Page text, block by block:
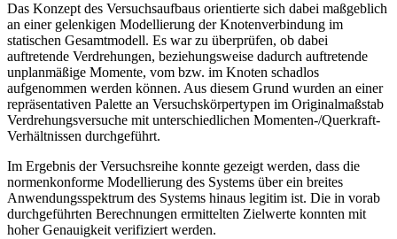
Das Konzept des Versuchsaufbaus orientierte sich dabei maßgeblich
an einer gelenkigen Modellierung der Knotenverbindung im
statischen Gesamtmodell. Es war zu überprüfen, ob dabei
auftretende Verdrehungen, beziehungsweise dadurch auftretende
unplanmäßige Momente, vom bzw. im Knoten schadlos
aufgenommen werden können. Aus diesem Grund wurden an einer
repräsentativen Palette an Versuchskörpertypen im Originalmaßstab
Verdrehungsversuche mit unterschiedlichen Momenten-/Querkraft-
Verhältnissen durchgeführt.
Im Ergebnis der Versuchsreihe konnte gezeigt werden, dass die
normenkonforme Modellierung des Systems über ein breites
Anwendungsspektrum des Systems hinaus legitim ist. Die in vorab
durchgeführten Berechnungen ermittelten Zielwerte konnten mit
hoher Genauigkeit verifiziert werden.